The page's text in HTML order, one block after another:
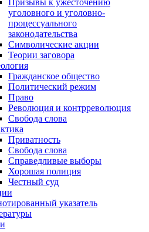
Призывы к ужесточению
уголовного и уголовно-
процессуального
законодательства
Символические акции
Теории заговора
Гражданское общество
Политический режим
Право
Революция и контрреволюция
Свобода слова
Приватность
Свобода слова
Справедливые выборы
Хорошая полиция
Честный суд
указатель